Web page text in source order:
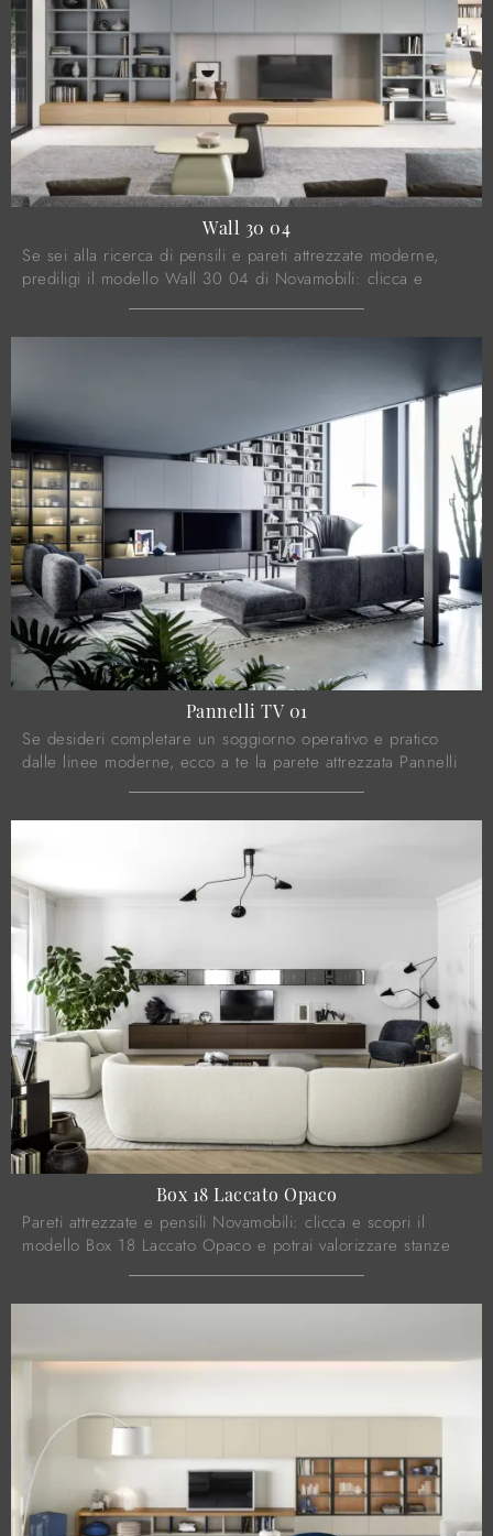
Wall 30 04
Se sei alla ricerca di pensili e pareti attrezzate moderne,
prediligi il modello Wall 30 04 di Novamobili: clicca e
Pannelli TV 01
Se desideri completare un soggiorno operativo e pratico
dalle linee moderne, ecco a te la parete attrezzata Pannelli
Box 18 Laccato Opaco
Pareti attrezzate e pensili Novamobili: clicca e scopri il
modello Box 18 Laccato Opaco e potrai valorizzare stanze